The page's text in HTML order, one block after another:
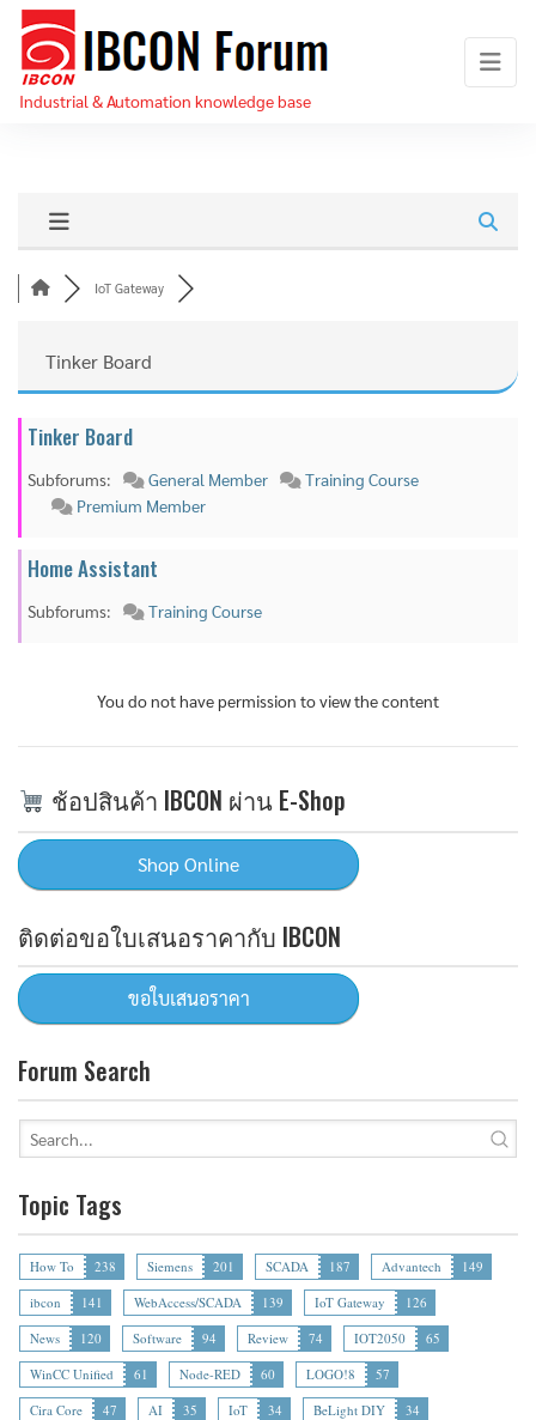
Skip
the
content
Industrial & Automation knowledge base
IoT Gateway
Tinker Board
Tinker Board
Subforums: General Member
Training Course
Premium Member
Home Assistant
Subforums: Training Course
You do not have permission to view the content
ช้อปสินค้า IBCON ผ่าน E-Shop
ติดต่อขอใบเสนอราคากับ IBCON
Forum Search
Topic Tags
How To 238 Siemens 201 SCADA 187 Advantech
149
ibcon
141 WebAccess/SCADA 139 IoT Gateway
126
News
120 Software 94 Review 74 IOT2050
65
WinCC Unified
61 Node-RED 60 LOGO!8
57
Cira Core
47 AI 35 IoT 34 BeLight DIY
34